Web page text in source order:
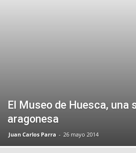
El Museo de Huesca, una
aragonesa
Juan Carlos Parra - 26 mayo 2014